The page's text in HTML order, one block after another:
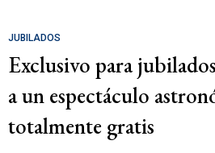
JUBILADOS
Exclusivo para
a un espectáculo
totalmente gratis